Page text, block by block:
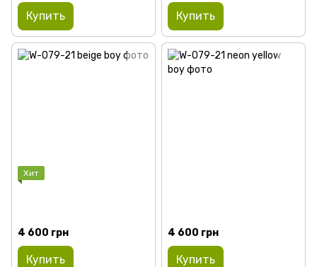
Купить Купить
Хит
4 600 грн
Купить
4 600 грн
Купить